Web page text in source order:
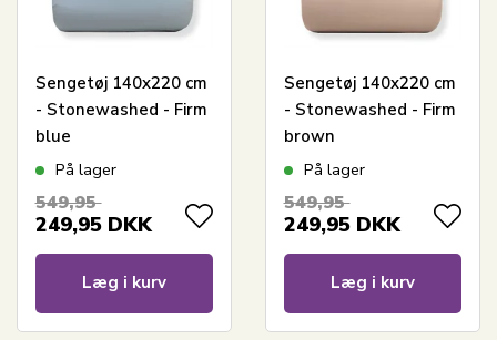
Sengetøj 140x220 cm
- Stonewashed - Firm
blue
På lager
549,95
249,95 DKK
Læg i kurv
Sengetøj 140x220 cm
- Stonewashed - Firm
brown
På lager
549,95
249,95 DKK
Læg i kurv